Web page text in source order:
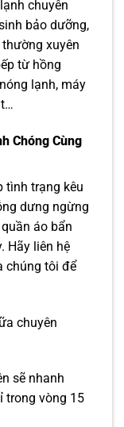
chuyên
bảo dưỡng,
xuyên
từ hồng
lạnh, máy
Chóng Cùng
tình trạng kêu
dưng ngừng
áo bẩn
Hãy liên hệ
chúng tôi để
chuyên
sẽ nhanh
trong vòng 15